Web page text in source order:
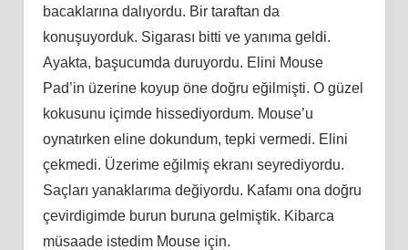
bacaklarına dalıyordu. Bir taraftan da
konuşuyorduk. Sigarası bitti ve yanıma geldi.
Ayakta, başucumda duruyordu. Elini Mouse
Pad’in üzerine koyup öne doğru eğilmişti. O güzel
kokusunu içimde hissediyordum. Mouse’u
oynatırken eline dokundum, tepki vermedi. Elini
çekmedi. Üzerime eğilmiş ekranı seyrediyordu.
Saçları yanaklarıma değiyordu. Kafamı ona doğru
çevirdigimde burun buruna gelmiştik. Kibarca
müsaade istedim Mouse için.